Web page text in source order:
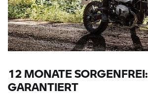
12 MONATE SORGENFREI:
GARANTIERT